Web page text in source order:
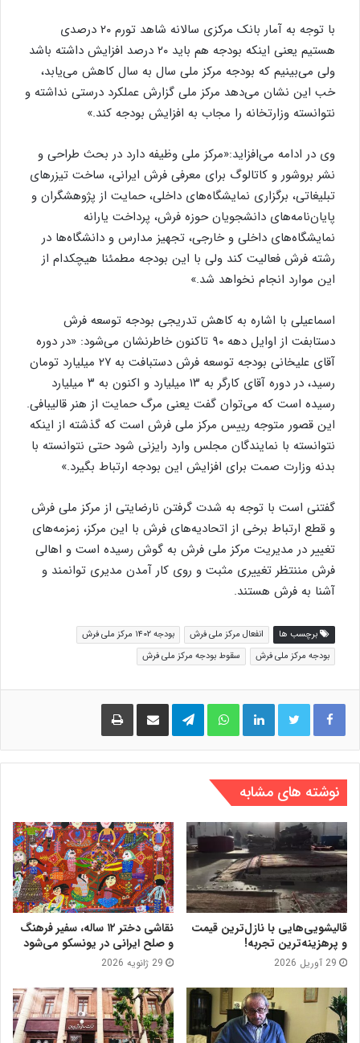
با توجه به آمار بانک مرکزی سالانه شاهد تورم ۲۰ درصدی
هستیم یعنی اینکه بودجه‌ هم باید ۲۰ درصد افزایش داشته باشد
ولی می‌بینیم که بودجه مرکز ملی سال به سال کاهش می‌یابد،
خب این نشان می‌دهد مرکز ملی گزارش عملکرد درستی نداشته و
نتوانسته وزارتخانه را مجاب به افزایش بودجه کند.»
وی در ادامه می‌افزاید:«مرکز ملی وظیفه دارد در بحث طراحی و
نشر بروشور و کاتالوگ برای معرفی فرش ایرانی، ساخت تیزرهای
تبلیغاتی، برگزاری نمایشگاه‌‌های داخلی، حمایت از پژوهشگران و
پایان‌‌نامه‌‌های دانشجویان حوزه فرش، پرداخت یارانه
نمایشگاه‌های داخلی و خارجی، تجهیز مدارس و دانشگاه‌ها در
رشته فرش فعالیت کند ولی با این بودجه مطمئنا هیچکدام از
این موارد انجام نخواهد شد.»
اسماعیلی با اشاره به کاهش تدریجی بودجه توسعه فرش
دستابفت از اوایل دهه ۹۰ تاکنون خاطرنشان می‌شود: «در دوره
آقای علیخانی بودجه توسعه فرش دستبافت به ۲۷ میلیارد تومان
رسید، در دوره آقای کارگر به ۱۳ میلیارد و اکنون به ۳ میلیارد
رسیده است که می‌توان گفت یعنی مرگ حمایت از هنر قالیبافی.
این قصور متوجه رییس مرکز ملی فرش است که گذشته از اینکه
نتوانسته با نمایندگان مجلس وارد رایزنی شود حتی نتوانسته با
بدنه وزارت صمت برای افزایش این بودجه ارتباط بگیرد.»
گفتنی است با توجه به شدت گرفتن نارضایتی از مرکز ملی فرش
و قطع ارتباط برخی از اتحادیه‌‌های فرش با این مرکز، زمزمه‌های
تغییر در مدیریت مرکز ملی فرش به گوش رسیده است و اهالی
فرش مننتظر تغییری مثبت و روی کار آمدن مدیری توانمند و
آشنا به فرش هستند.
برچسب ها انفعال مرکز ملی فرش
بودجه ۱۴۰۲ مرکز ملی فرش
بودجه مرکز ملی فرش
سقوط بودجه مرکز ملی فرش
لینکدین واتس آپ تلگرام اشتراک گذاری از طریق ایمیل
نوشته های مشابه
قالیشویی‌هایی با نازل‌ترین قیمت
و پرهزینه‌ترین تجربه!
29 آوریل 2026
نقاشی دختر ۱۲ ساله، سفیر فرهنگ
و صلح ایرانی در یونسکو می‌شود
29 ژانویه 2026